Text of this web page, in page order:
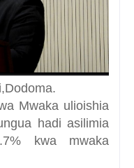
Mwaka ulioishia
hadi asilimia
kwa mwaka